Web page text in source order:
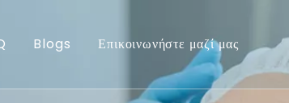
Blogs Επικοινωνήστε μαζί μας